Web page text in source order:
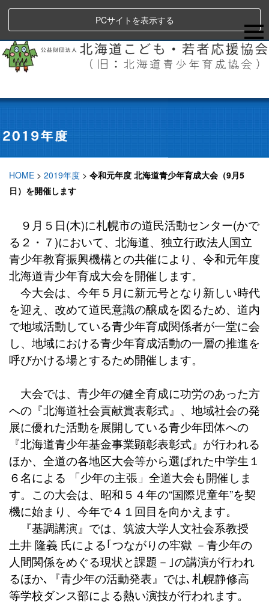
PCサイトを表示する
HOME > 2019年度 > 令和元年度 北海道青少年育成大会（9月5
日）を開催します
９月５日(木)に札幌市の道民活動センター(かで
る２・７)において、北海道、独立行政法人国立
青少年教育振興機構との共催により、令和元年度
北海道青少年育成大会を開催します。
今大会は、今年５月に新元号となり新しい時代
を迎え、改めて道民意識の醸成を図るため、道内
で地域活動している青少年育成関係者が一堂に会
し、地域における青少年育成活動の一層の推進を
呼びかける場とするため開催します。
大会では、青少年の健全育成に功労のあった方
への『北海道社会貢献賞表彰式』、地域社会の発
展に優れた活動を展開している青少年団体への
『北海道青少年基金事業顕彰表彰式』が行われる
ほか、全道の各地区大会等から選ばれた中学生１
６名による 「少年の主張」全道大会も開催しま
す。この大会は、昭和５４年の“国際児童年”を契
機に始まり、今年で４１回目を向かえます。
『基調講演』では、筑波大学人文社会系教授
土井 隆義 氏による｢つながりの牢獄 －青少年の
人間関係をめぐる現状と課題－｣の講演が行われ
るほか､『青少年の活動発表』では､札幌静修高
等学校ダンス部による熱い演技が行われます。